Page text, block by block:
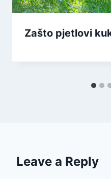
Zašto pjetlovi
Leave a Reply